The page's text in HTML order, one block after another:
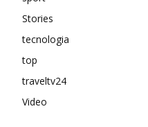
Stories
tecnologia
top
traveltv24
Video